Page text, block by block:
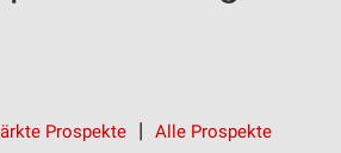
Prospekte Alle Prospekte